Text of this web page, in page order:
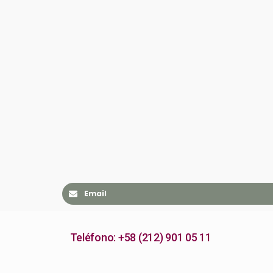
Email
Teléfono: +58 (212) 901 05 11